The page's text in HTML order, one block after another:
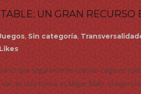
UN GRAN RECURSO
,Sin categoría,
que seguramente cuando caiga en
de otra forma es Migue Malo, el